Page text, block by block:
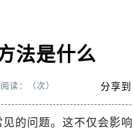
法是什么
阅读：（次） 分享到
的问题。这不仅会影